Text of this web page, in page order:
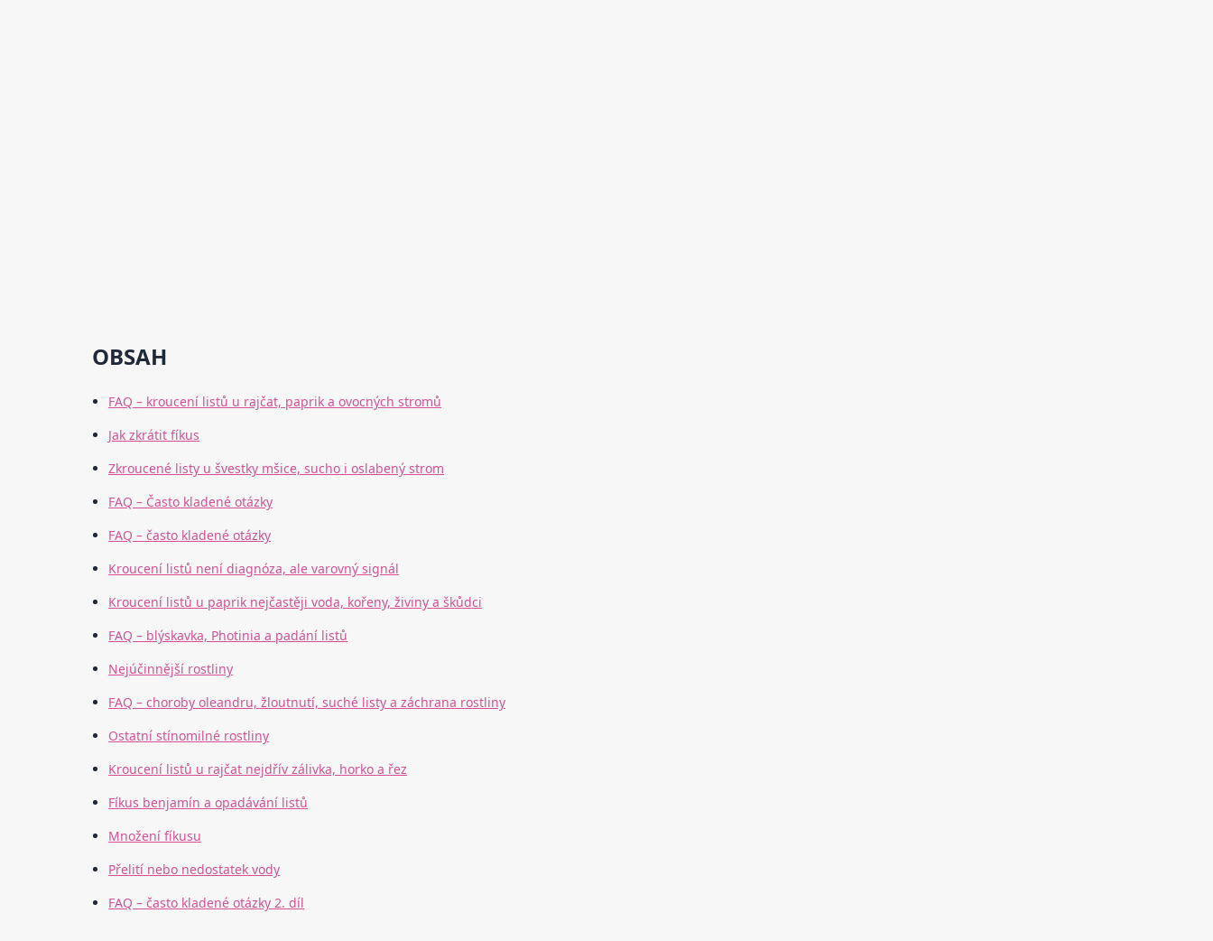
OBSAH
FAQ – kroucení listů u rajčat, paprik a ovocných stromů
Jak zkrátit fíkus
Zkroucené listy u švestky mšice, sucho i oslabený strom
FAQ – Často kladené otázky
FAQ – často kladené otázky
Kroucení listů není diagnóza, ale varovný signál
Kroucení listů u paprik nejčastěji voda, kořeny, živiny a škůdci
FAQ – blýskavka, Photinia a padání listů
Nejúčinnější rostliny
FAQ – choroby oleandru, žloutnutí, suché listy a záchrana rostliny
Ostatní stínomilné rostliny
Kroucení listů u rajčat nejdřív zálivka, horko a řez
Fíkus benjamín a opadávání listů
Množení fíkusu
Přelití nebo nedostatek vody
FAQ – často kladené otázky 2. díl